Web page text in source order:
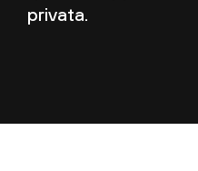
privata.